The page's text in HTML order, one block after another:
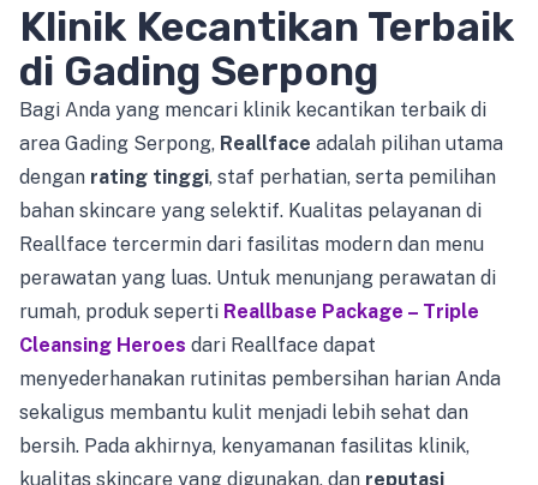
Klinik Kecantikan Terbaik
di Gading Serpong
Bagi Anda yang mencari klinik kecantikan terbaik di
area Gading Serpong, Reallface adalah pilihan utama
dengan rating tinggi, staf perhatian, serta pemilihan
bahan skincare yang selektif. Kualitas pelayanan di
Reallface tercermin dari fasilitas modern dan menu
perawatan yang luas. Untuk menunjang perawatan di
rumah, produk seperti Reallbase Package – Triple
Cleansing Heroes dari Reallface dapat
menyederhanakan rutinitas pembersihan harian Anda
sekaligus membantu kulit menjadi lebih sehat dan
bersih. Pada akhirnya, kenyamanan fasilitas klinik,
kualitas skincare yang digunakan, dan reputasi